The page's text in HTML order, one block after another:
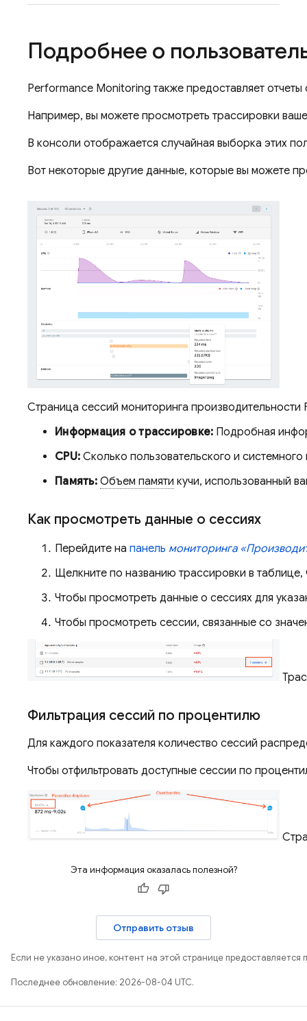
Подробнее о
Performance Monitoring также предоставляет
Например, вы можете просмотреть трассировки
В консоли отображается случайная выборка этих
Вот некоторые другие данные, которые вы можете
Страница сессий мониторинга производительности
Информация о трассировке: Подробная
CPU: Сколько пользовательского и
Память: Объем памяти кучи, использованный
Как просмотреть данные о сессиях
Перейдите на панель мониторинга
Щелкните по названию трассировки в
Чтобы просмотреть данные о сессиях для
Чтобы просмотреть сессии, связанные со
Фильтрация сессий по процентилю
Для каждого показателя количество сессий
Чтобы отфильтровать доступные сессии по
Эта информация оказалась полезной?
Отправить отзыв
Если не указано иное, контент на этой странице предоставляется
Последнее обновление: 2026-08-04 UTC.